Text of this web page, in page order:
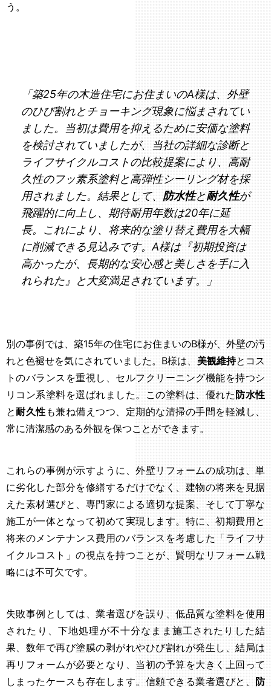
う。
「築25年の木造住宅にお住まいのA様は、外壁
のひび割れとチョーキング現象に悩まされてい
ました。当初は費用を抑えるために安価な塗料
を検討されていましたが、当社の詳細な診断と
ライフサイクルコストの比較提案により、高耐
久性のフッ素系塗料と高弾性シーリング材を採
用されました。結果として、 防水性と耐久性が
飛躍的に向上し、期待耐用年数は20年に延
長。これにより、将来的な塗り替え費用を大幅
に削減できる見込みです。A様は『初期投資は
高かったが、長期的な安心感と美しさを手に入
れられた』と大変満足されています。」
別の事例では、築15年の住宅にお住まいのB様が、外壁の汚
れと色褪せを気にされていました。B様は、 美観維持とコス
トのバランスを重視し、セルフクリーニング機能を持つシ
リコン系塗料を選ばれました。この塗料は、優れた防水性
と耐久性 も兼ね備えつつ、定期的な清掃の手間を軽減し、
常に清潔感のある外観を保つことができます。
これらの事例が示すように、外壁リフォームの成功は、単
に劣化した部分を修繕するだけでなく、建物の将来を見据
えた素材選びと、専門家による適切な提案、そして丁寧な
施工が一体となって初めて実現します。特に、初期費用と
将来のメンテナンス費用のバランスを考慮した「ライフサ
イクルコスト」の視点を持つことが、賢明なリフォーム戦
略には不可欠です。
失敗事例としては、業者選びを誤り、低品質な塗料を使用
されたり、下地処理が不十分なまま施工されたりした結
果、数年で再び塗膜の剥がれやひび割れが発生し、結局は
再リフォームが必要となり、当初の予算を大きく上回って
しまったケースも存在します。信頼できる業者選びと、 防